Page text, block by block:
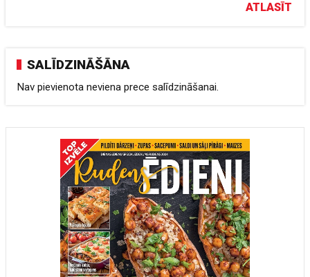
ATLASĪT
SALĪDZINĀŠĀNA
Nav pievienota neviena prece salīdzināšanai.